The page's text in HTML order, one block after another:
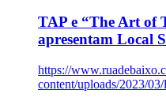
TAP e “The Art of
apresentam Local
https://
content/uploads/2023/